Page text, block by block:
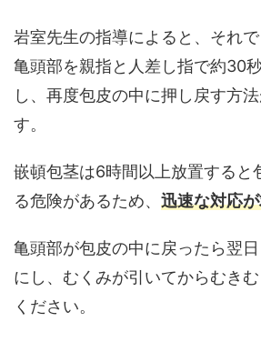
岩室先生の指導によると、それ
亀頭部を親指と人差し指で約30
し、再度包皮の中に押し戻す方
す。
嵌頓包茎は6時間以上放置すると
る危険があるため、 迅速な対応
亀頭部が包皮の中に戻ったら翌
にし、むくみが引いてからむき
ください。